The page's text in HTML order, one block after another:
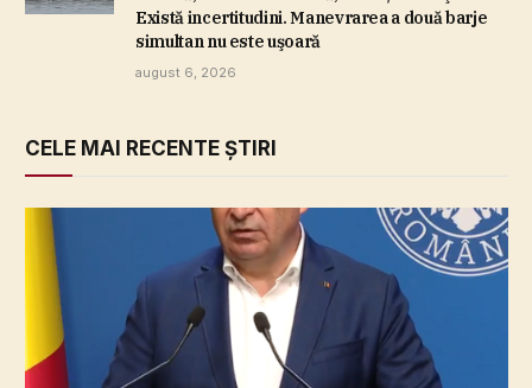
Există incertitudini. Manevrarea a două barje
simultan nu este uşoară
august 6, 2026
CELE MAI RECENTE ȘTIRI